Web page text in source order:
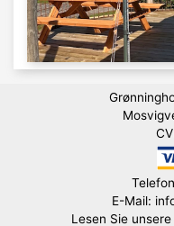
E-Mail:
Lesen Sie